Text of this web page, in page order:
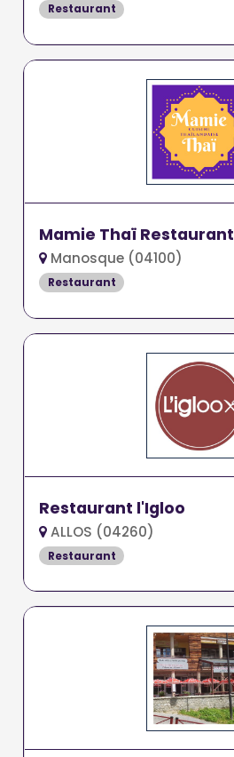
Restaurant
Mamie Thaï Restaurant
Manosque (04100)
Restaurant
Restaurant l'Igloo
ALLOS (04260)
Restaurant